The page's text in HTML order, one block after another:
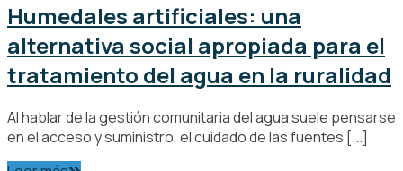
Humedales artificiales: una
alternativa social apropiada para el
tratamiento del agua en la ruralidad
Al hablar de la gestión comunitaria del agua suele pensarse
en el acceso y suministro, el cuidado de las fuentes [...]